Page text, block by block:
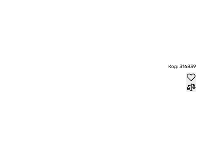
Код: 316839